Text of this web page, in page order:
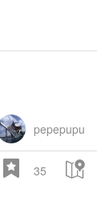
pepepupu
35